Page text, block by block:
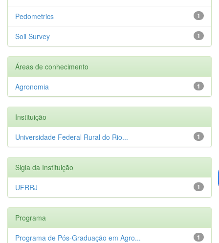
1
Pedometrics
1
Soil Survey
Áreas de conhecimento
1
Agronomia
Instituição
1
Universidade Federal Rural do Rio...
Sigla da Instituição
1
UFRRJ
Programa
1
Programa de Pós-Graduação em Agro...